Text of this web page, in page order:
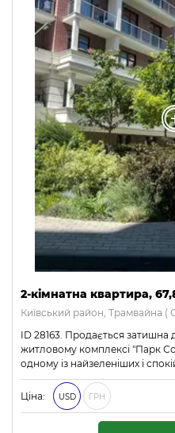
2-кімнатна квартира,
Київський район, Трамвайна (
ID 28163. Продається затишна
житловому комплексі "Парк
одному із найзеленіших і
Ціна: USD ГРН